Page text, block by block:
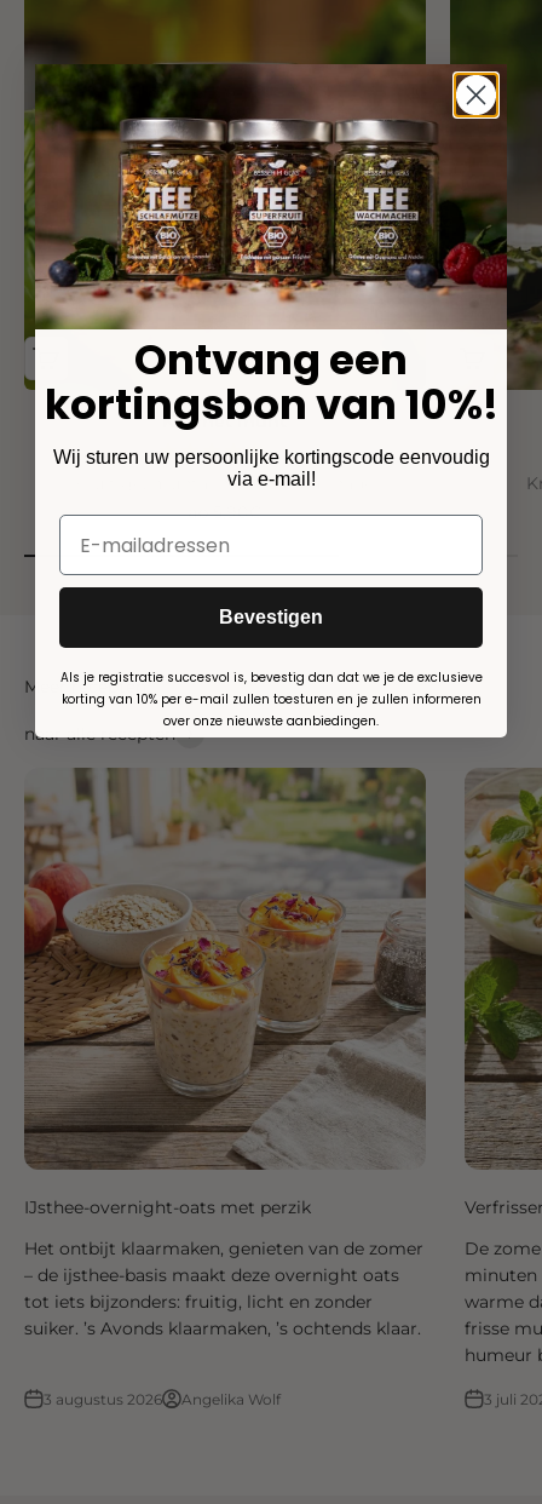
Kip met munt
(61)
Fruitige, muntachtige kipmarinade
Angebot
ab 5,90€
Meer recepten
naar alle recepten
IJsthee-overnight-oats met perzik
Het ontbijt klaarmaken, genieten van de zomer
– de ijsthee-basis maakt deze overnight oats
tot iets bijzonders: fruitig, licht en zonder
suiker. ’s Avonds klaarmaken, ’s ochtends klaar.
3 augustus 2026 Angelika Wolf
De
minuten
warme
frisse
humeur
3 juli
Ontvang een
kortingsbon van 10%!
Wij sturen uw persoonlijke kortingscode eenvoudig
via e-mail!
Bevestigen
Als je registratie succesvol is, bevestig dan dat we je de exclusieve
korting van 10% per e-mail zullen toesturen en je zullen informeren
over onze nieuwste aanbiedingen.